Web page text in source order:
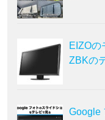
EIZOの
ZBKの
Google